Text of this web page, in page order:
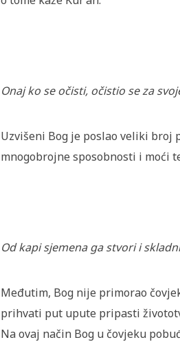
Onaj ko se očisti, očistio se za
Uzvišeni Bog je poslao veliki broj
mnogobrojne sposobnosti i moći
Od kapi sjemena ga stvori i
Međutim, Bog nije primorao
prihvati put upute pripasti
Na ovaj način Bog u čovjeku